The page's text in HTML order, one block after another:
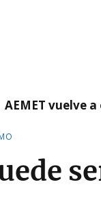
AEMET vuelve